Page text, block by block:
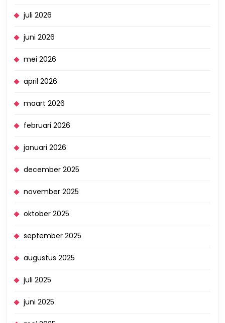
juli 2026
juni 2026
mei 2026
april 2026
maart 2026
februari 2026
januari 2026
december 2025
november 2025
oktober 2025
september 2025
augustus 2025
juli 2025
juni 2025